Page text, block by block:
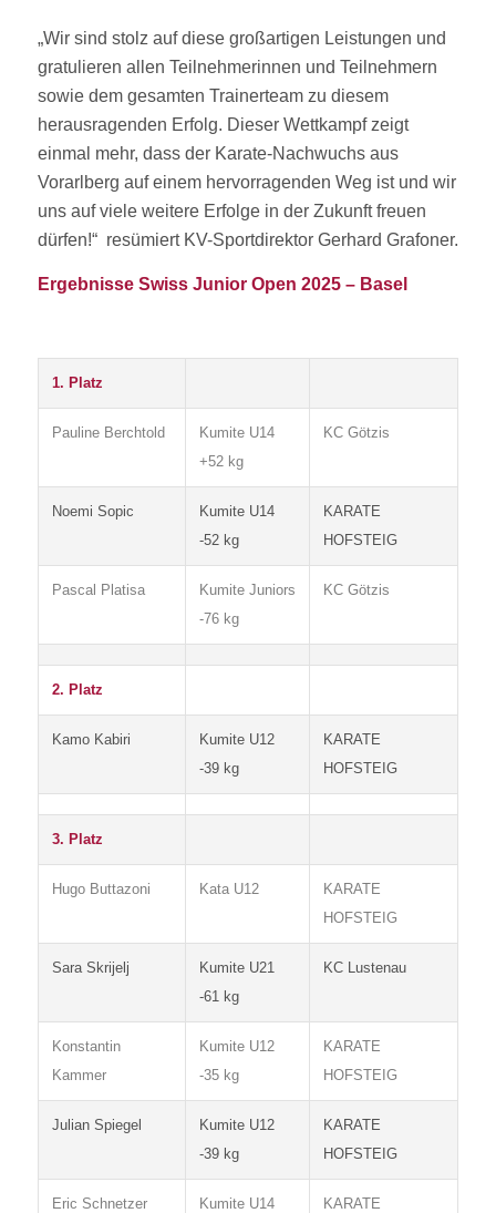
„Wir sind stolz auf diese großartigen Leistungen und
gratulieren allen Teilnehmerinnen und Teilnehmern
sowie dem gesamten Trainerteam zu diesem
herausragenden Erfolg. Dieser Wettkampf zeigt
einmal mehr, dass der Karate-Nachwuchs aus
Vorarlberg auf einem hervorragenden Weg ist und wir
uns auf viele weitere Erfolge in der Zukunft freuen
dürfen!“ resümiert KV-Sportdirektor Gerhard Grafoner.
Ergebnisse Swiss Junior Open 2025 – Basel
1. Platz
Pauline Berchtold
Kumite U14
+52 kg
KC Götzis
Noemi Sopic
Kumite U14
-52 kg
KARATE
HOFSTEIG
Pascal Platisa
Kumite Juniors
-76 kg
KC Götzis
2. Platz
Kamo Kabiri
Kumite U12
-39 kg
KARATE
HOFSTEIG
3. Platz
Hugo Buttazoni Kata U12
KARATE
HOFSTEIG
Sara Skrijelj
Kumite U21
-61 kg
KC Lustenau
Konstantin
Kammer
Kumite U12
-35 kg
KARATE
HOFSTEIG
Julian Spiegel
Kumite U12
-39 kg
KARATE
HOFSTEIG
Eric Schnetzer
Kumite U14
KARATE